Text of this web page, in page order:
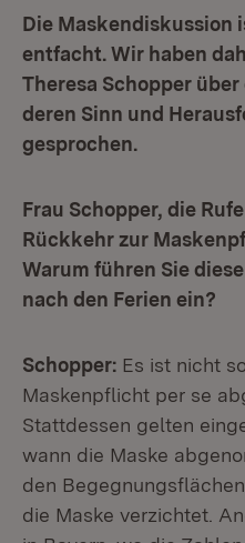
Die Maskendiskussion
entfacht. Wir haben
Theresa Schopper
deren Sinn und
gesprochen.
Frau Schopper, die
Rückkehr zur
Warum führen Sie
nach den Ferien ein?
Schopper: Es ist nicht
Maskenpflicht per se
Stattdessen gelten
wann die Maske
den
die Maske verzichtet.